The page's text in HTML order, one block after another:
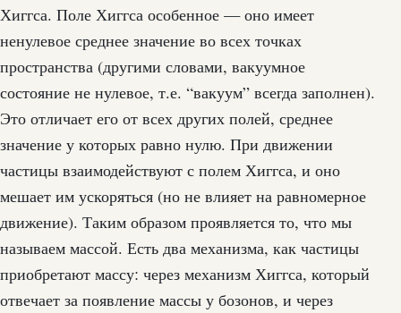
Хиггса. Поле Хиггса особенное — оно имеет
ненулевое среднее значение во всех точках
пространства (другими словами, вакуумное
состояние не нулевое, т.е. “вакуум” всегда заполнен).
Это отличает его от всех других полей, среднее
значение у которых равно нулю. При движении
частицы взаимодействуют с полем Хиггса, и оно
мешает им ускоряться (но не влияет на равномерное
движение). Таким образом проявляется то, что мы
называем массой. Есть два механизма, как частицы
приобретают массу: через механизм Хиггса, который
отвечает за появление массы у бозонов, и через